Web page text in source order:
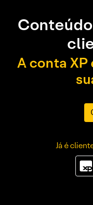
A conta XP
Já é